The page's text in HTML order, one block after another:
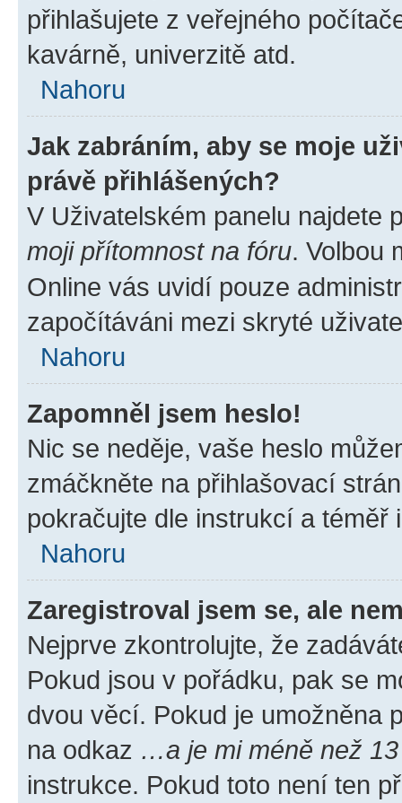
přihlašujete z veřejného
kavárně, univerzitě atd.
Nahoru
Jak zabráním, aby se moje
právě přihlášených?
V Uživatelském panelu najdete
moji přítomnost na fóru. Volbou
Online vás uvidí pouze
započítáváni mezi skryté
Nahoru
Zapomněl jsem heslo!
Nic se neděje, vaše heslo
zmáčkněte na přihlašovací
pokračujte dle instrukcí a téměř
Nahoru
Zaregistroval jsem se, ale
Nejprve zkontrolujte, že
Pokud jsou v pořádku, pak se
dvou věcí. Pokud je umožněna
na odkaz …a je mi méně než
instrukce. Pokud toto není ten